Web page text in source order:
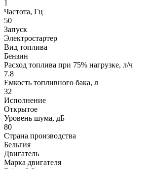
1
Частота, Гц
50
Запуск
Электростартер
Вид топлива
Бензин
Расход топлива при 75% нагрузке, л/ч
7.8
Емкость топливного бака, л
32
Исполнение
Открытое
Уровень шума, дБ
80
Страна производства
Бельгия
Двигатель
Марка двигателя